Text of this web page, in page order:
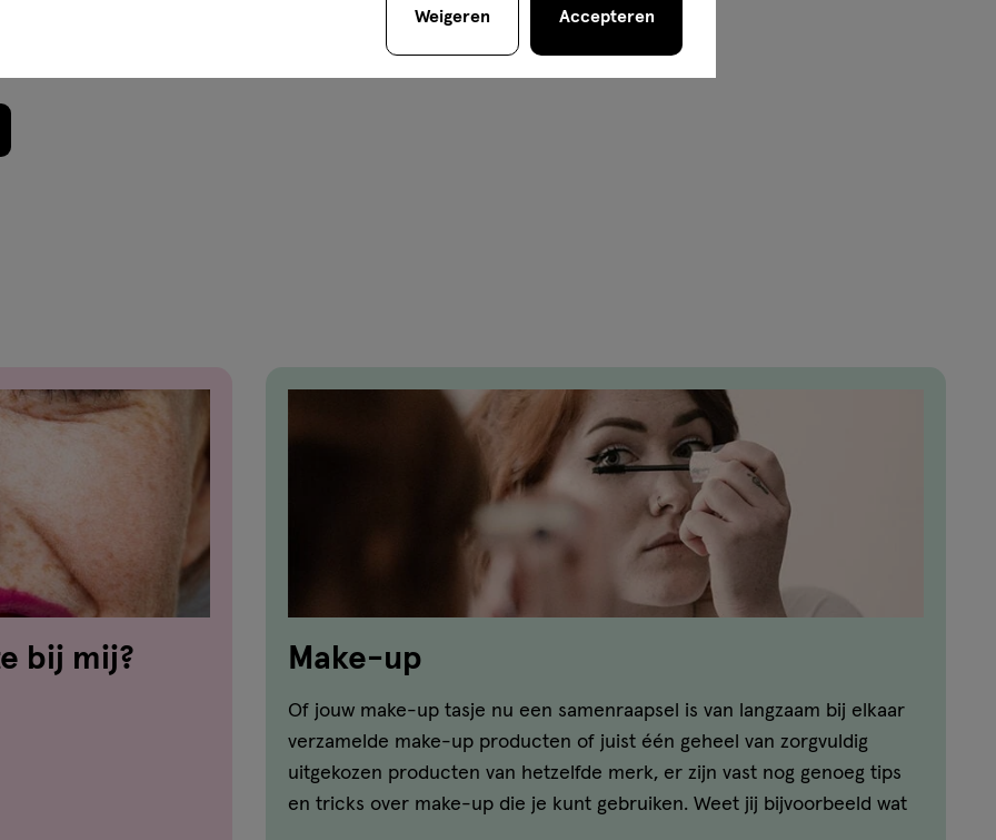
bij mij? Make-up
Of jouw make-up tasje nu een samenraapsel is van langzaam bij elkaar
verzamelde make-up producten of juist één geheel van zorgvuldig
uitgekozen producten van hetzelfde merk, er zijn vast nog genoeg tips
en tricks over make-up die je kunt gebruiken. Weet jij bijvoorbeeld wat
Weigeren Accepteren